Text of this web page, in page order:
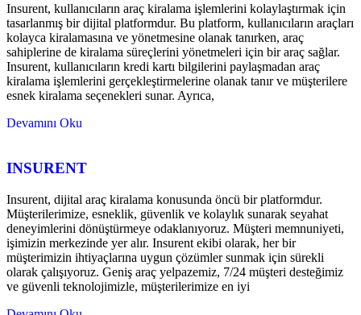
Insurent, kullanıcıların araç kiralama işlemlerini kolaylaştırmak için
tasarlanmış bir dijital platformdur. Bu platform, kullanıcıların araçları
kolayca kiralamasına ve yönetmesine olanak tanırken, araç
sahiplerine de kiralama süreçlerini yönetmeleri için bir araç sağlar.
Insurent, kullanıcıların kredi kartı bilgilerini paylaşmadan araç
kiralama işlemlerini gerçekleştirmelerine olanak tanır ve müşterilere
esnek kiralama seçenekleri sunar. Ayrıca,
Devamını Oku
INSURENT
Insurent, dijital araç kiralama konusunda öncü bir platformdur.
Müşterilerimize, esneklik, güvenlik ve kolaylık sunarak seyahat
deneyimlerini dönüştürmeye odaklanıyoruz. Müşteri memnuniyeti,
işimizin merkezinde yer alır. Insurent ekibi olarak, her bir
müşterimizin ihtiyaçlarına uygun çözümler sunmak için sürekli
olarak çalışıyoruz. Geniş araç yelpazemiz, 7/24 müşteri desteğimiz
ve güvenli teknolojimizle, müşterilerimize en iyi